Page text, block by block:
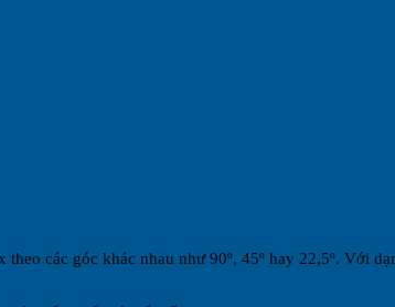
các góc khác nhau như 90º, 45º hay 22,5º. Với